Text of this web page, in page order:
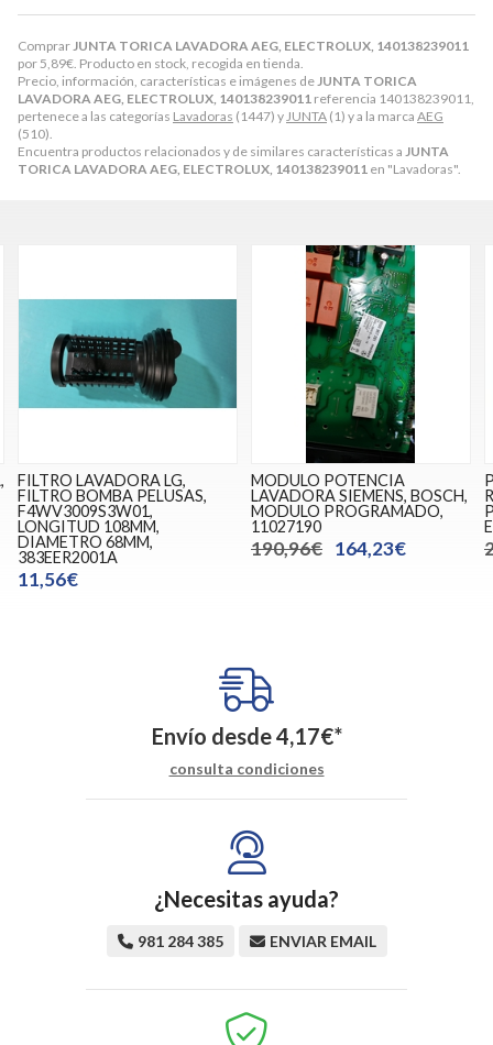
ComprarJUNTA TORICA LAVADORA AEG, ELECTROLUX, 140138239011
por 5,89€. Producto en stock, recogida en tienda.
Precio, información, características e imágenes deJUNTA TORICA
LAVADORA AEG, ELECTROLUX, 140138239011 referencia 140138239011,
pertenece a las categorías Lavadoras (1447) yJUNTA (1) y a la marca AEG
(510).
Encuentra productos relacionados y de similares características a JUNTA
TORICA LAVADORA AEG, ELECTROLUX, 140138239011 en "Lavadoras".
FILTRO LAVADORA LG,
FILTRO BOMBA PELUSAS,
F4WV3009S3W01,
LONGITUD 108MM,
DIAMETRO 68MM,
383EER2001A
11,56€
MODULO POTENCIA
LAVADORA SIEMENS, BOSCH,
MODULO PROGRAMADO,
11027190
190,96€ 164,23€
Envío desde4,17€*
consulta condiciones
¿Necesitas ayuda?
981 284 385 ENVIAR EMAIL